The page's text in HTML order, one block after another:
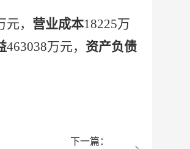
， 营业成本18225万
463038万元， 资产负债
下一篇：